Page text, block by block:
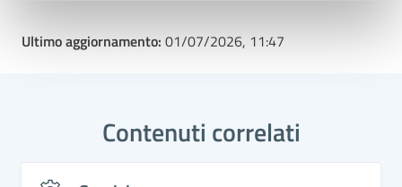
Ultimo aggiornamento: 01/07/2026, 11:47
Contenuti correlati